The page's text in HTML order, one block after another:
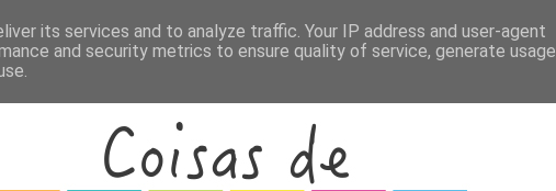
its services and to analyze traffic. Your IP address and user-agent
and security metrics to ensure quality of service, generate usage